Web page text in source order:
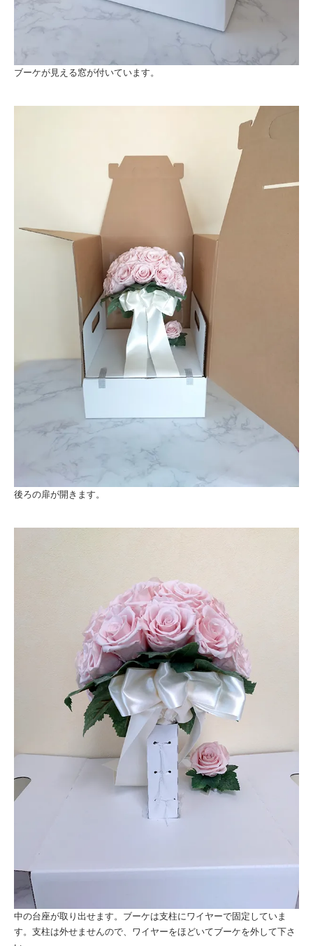
ブーケが見える窓が付いています。
後ろの扉が開きます。
中の台座が取り出せます。ブーケは支柱にワイヤーで固定していま
す。支柱は外せませんので、ワイヤーをほどいてブーケを外して下さ